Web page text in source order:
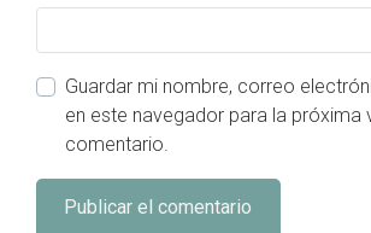
Guardar mi nombre, correo
en este navegador para la próxima
comentario.